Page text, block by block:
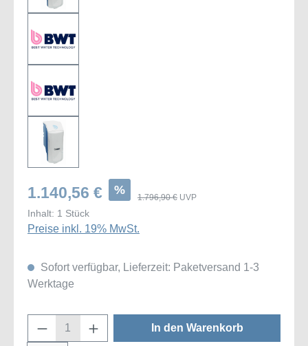
1.140,56 € %
1.796,90 € UVP
Inhalt: 1 Stück
Preise inkl. 19% MwSt.
Sofort verfügbar, Lieferzeit: Paketversand 1-3
Werktage
Produkt Anzahl: Gib den gewünschten
In den Warenkorb